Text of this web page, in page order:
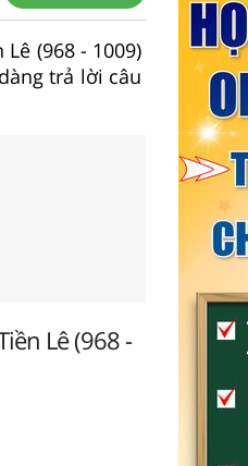
(968 - 1009)
trả lời câu
Lê (968 -